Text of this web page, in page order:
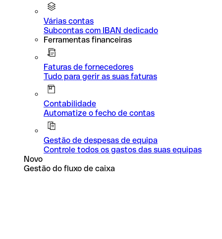
Várias contas
Subcontas com IBAN dedicado
Ferramentas financeiras
Faturas de fornecedores
Tudo para gerir as suas faturas
Contabilidade
Automatize o fecho de contas
Gestão de despesas de equipa
Controle todos os gastos das suas equipas
Novo
Gestão do fluxo de caixa